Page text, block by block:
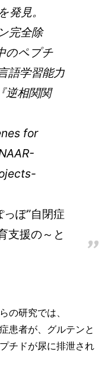
見。
完全除
のペプチ
語学習能力
逆相関関
for
っぽ”自閉症
支援の～と
の研究では、
患者が、グルテンと
チドが尿に排泄され